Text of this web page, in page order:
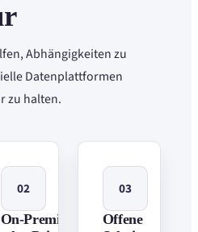
Abhängigkeiten zu
Datenplattformen
zu halten.
02
On-Premise
03
Offene